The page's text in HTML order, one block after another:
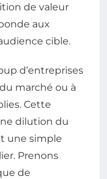
de valeur
aux
cible.
d’entreprises
marché ou à
Cette
dilution du
une simple
Prenons
de